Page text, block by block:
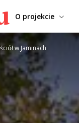
O projekcie
w Jaminach